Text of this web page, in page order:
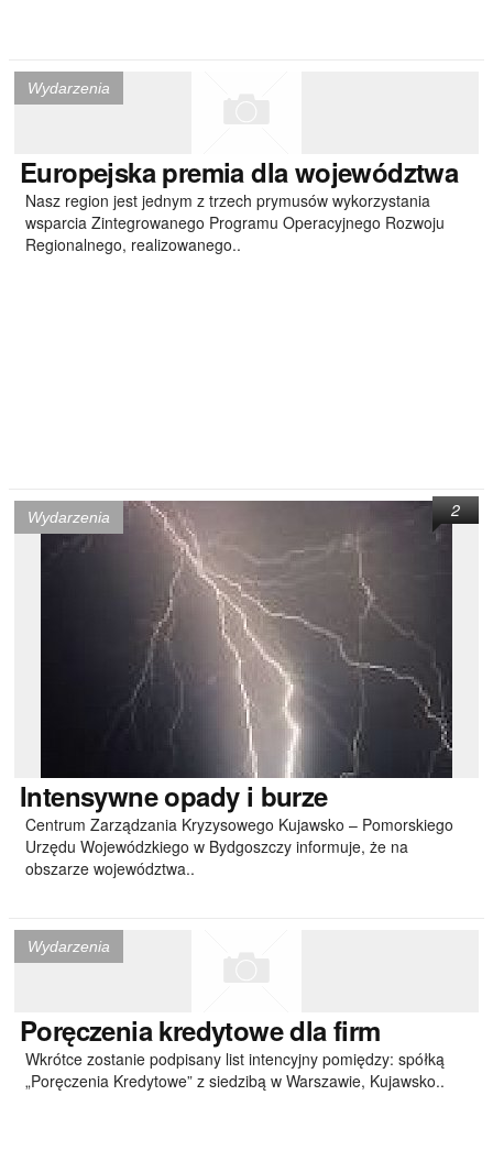
Wydarzenia
Europejskapremia dla województwa
Nasz region jest jednym z trzech prymusów wykorzystania
wsparcia Zintegrowanego Programu Operacyjnego Rozwoju
Regionalnego, realizowanego..
Wydarzenia
Intensywneopady i burze
Centrum Zarządzania Kryzysowego Kujawsko – Pomorskiego
Urzędu Wojewódzkiego w Bydgoszczy informuje, że na
obszarze województwa..
2
Wydarzenia
Poręczeniakredytowe dla firm
Wkrótce zostanie podpisany list intencyjny pomiędzy: spółką
„Poręczenia Kredytowe” z siedzibą w Warszawie, Kujawsko..